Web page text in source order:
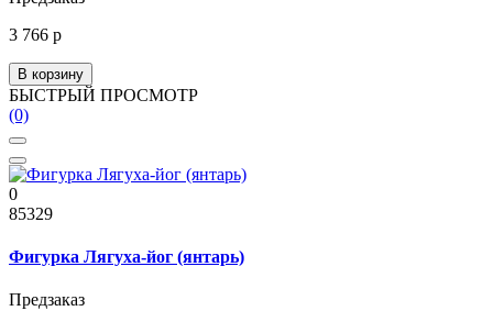
3 766 р
В корзину
БЫСТРЫЙ ПРОСМОТР
(0)
0
85329
Фигурка Лягуха-йог (янтарь)
Предзаказ